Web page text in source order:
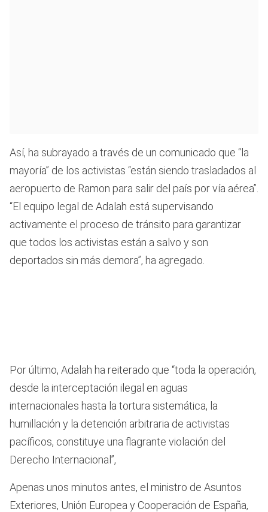
Así, ha subrayado a través de un comunicado que “la
mayoría” de los activistas “están siendo trasladados al
aeropuerto de Ramon para salir del país por vía aérea”.
“El equipo legal de Adalah está supervisando
activamente el proceso de tránsito para garantizar
que todos los activistas están a salvo y son
deportados sin más demora”, ha agregado.
Por último, Adalah ha reiterado que “toda la operación,
desde la interceptación ilegal en aguas
internacionales hasta la tortura sistemática, la
humillación y la detención arbitraria de activistas
pacíficos, constituye una flagrante violación del
Derecho Internacional”,
Apenas unos minutos antes, el ministro de Asuntos
Exteriores, Unión Europea y Cooperación de España,